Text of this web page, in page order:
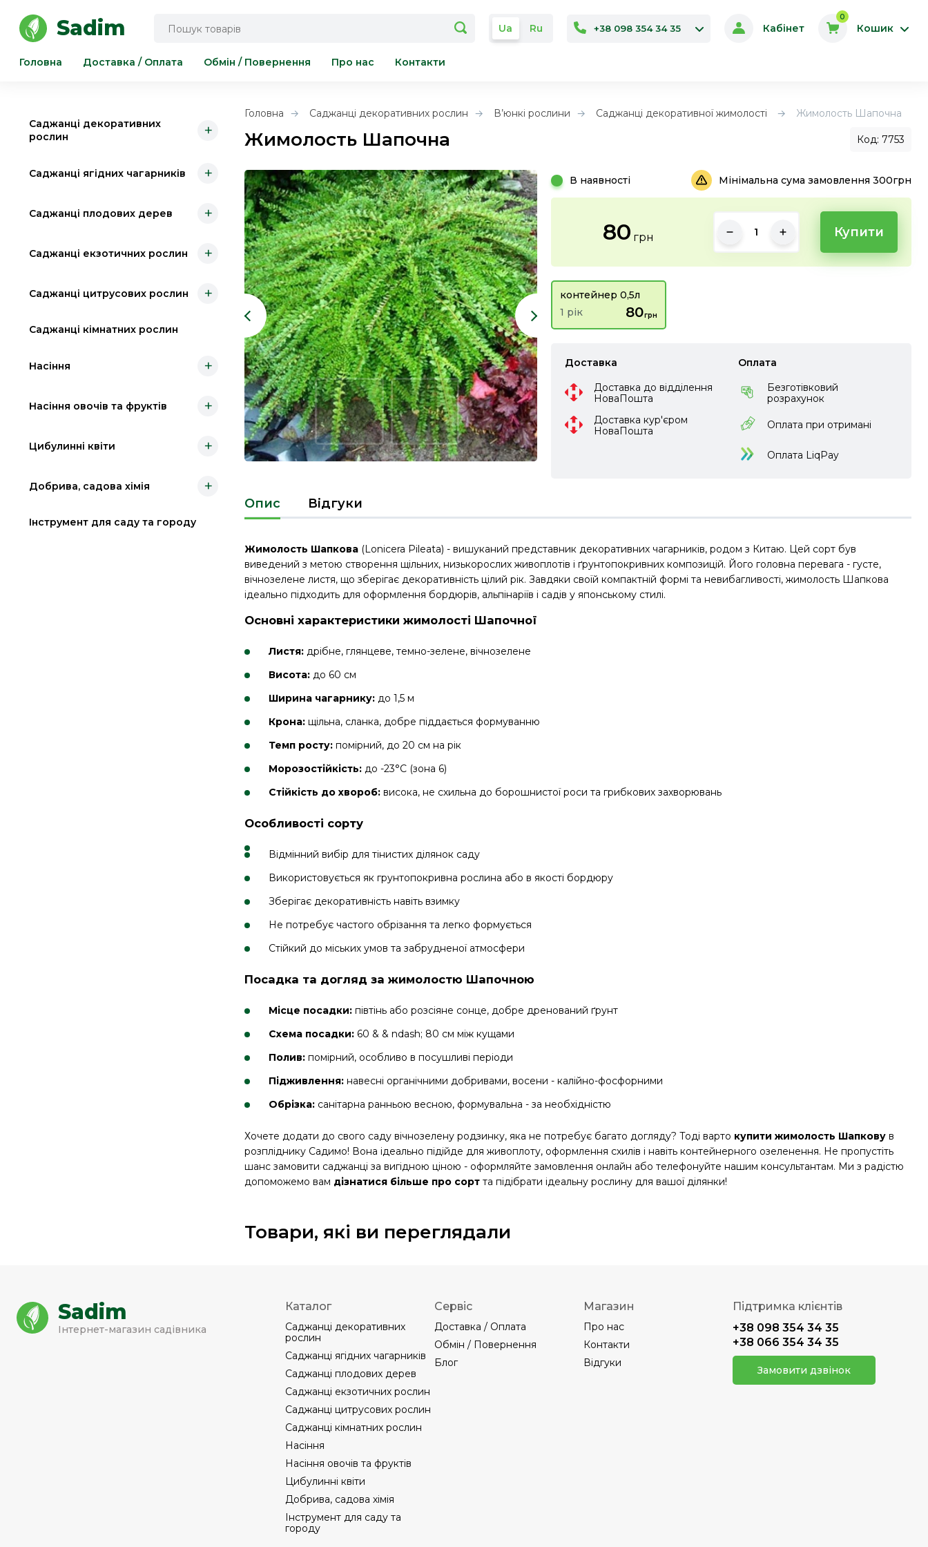
Sadim Ua Ru +38 098 354 34 35 Кабінет
0
Кошик
Головна Доставка / Оплата Обмін / Повернення Про нас Контакти
Саджанці декоративних
рослин
+
Саджанці ягідних чагарників +
Саджанці плодових дерев +
Саджанці екзотичних рослин +
Саджанці цитрусових рослин +
Саджанці кімнатних рослин
Насіння +
Насіння овочів та фруктів +
Цибулинні квіти +
Добрива, садова хімія +
Інструмент для саду та городу
Головна Саджанці декоративних рослин В’юнкі рослини Саджанці декоративної жимолості Жимолость Шапочна
Жимолость Шапочна Код: 7753
В наявності Мінімальна сума замовлення 300грн
80 грн Купити
контейнер 0,5л
1 рік
80грн
Доставка
Доставка до відділення
НоваПошта
Доставка кур'єром
НоваПошта
Оплата
Безготівковий
розрахунок
Оплата при отримані
Оплата LiqPay
Опис Відгуки
Жимолость Шапкова (Lonicera Pileata) - вишуканий представник декоративних чагарників, родом з Китаю. Цей сорт був
виведений з метою створення щільних, низькорослих живоплотів і ґрунтопокривних композицій. Його головна перевага - густе,
вічнозелене листя, що зберігає декоративність цілий рік. Завдяки своїй компактній формі та невибагливості, жимолость Шапкова
ідеально підходить для оформлення бордюрів, альпінаріїв і садів у японському стилі.
Основні характеристики жимолості Шапочної
Листя: дрібне, глянцеве, темно-зелене, вічнозелене
Висота: до 60 см
Ширина чагарнику: до 1,5 м
Крона: щільна, сланка, добре піддається формуванню
Темп росту: помірний, до 20 см на рік
Морозостійкість: до -23°C (зона 6)
Стійкість до хвороб: висока, не схильна до борошнистої роси та грибкових захворювань
Особливості сорту
Відмінний вибір для тінистих ділянок саду
Використовується як грунтопокривна рослина або в якості бордюру
Зберігає декоративність навіть взимку
Не потребує частого обрізання та легко формується
Стійкий до міських умов та забрудненої атмосфери
Посадка та догляд за жимолостю Шапочною
Місце посадки: півтінь або розсіяне сонце, добре дренований ґрунт
Схема посадки: 60 & & ndash; 80 см між кущами
Полив: помірний, особливо в посушливі періоди
Підживлення: навесні органічними добривами, восени - калійно-фосфорними
Обрізка: санітарна ранньою весною, формувальна - за необхідністю
Хочете додати до свого саду вічнозелену родзинку, яка не потребує багато догляду? Тоді варто купити жимолость Шапкову в
розпліднику Садимо! Вона ідеально підійде для живоплоту, оформлення схилів і навіть контейнерного озеленення. Не пропустіть
шанс замовити саджанці за вигідною ціною - оформляйте замовлення онлайн або телефонуйте нашим консультантам. Ми з радістю
допоможемо вам дізнатися більше про сорт та підібрати ідеальну рослину для вашої ділянки!
Товари, які ви переглядали
Sadim
Інтернет-магазин садівника
Підтримка клієнтів
+38 098 354 34 35
+38 066 354 34 35
Замовити дзвінок
Каталог
Саджанці декоративних
рослин
Саджанці ягідних чагарників
Саджанці плодових дерев
Саджанці екзотичних рослин
Саджанці цитрусових рослин
Саджанці кімнатних рослин
Насіння
Насіння овочів та фруктів
Цибулинні квіти
Добрива, садова хімія
Інструмент для саду та
городу
Сервіс
Доставка / Оплата
Обмін / Повернення
Блог
Магазин
Про нас
Контакти
Відгуки